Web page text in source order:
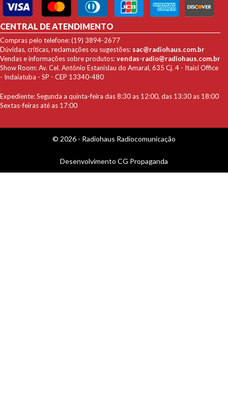
CENTRAL DE ATENDIMENTO
Compras pelo telefone: (19) 3894-2677
Dúvidas, críticas, reclamações ou sugestões: sac@radiohaus.com.br
Vendas e informações sobre produtos:vendas-radio@radiohaus.com.br
Show Room: Av. Cel. Antônio Estanislau do Amaral, 635 Cj. 4 - Itaici Office
- Indaiatuba - SP - CEP 13340-480
Expediente: Segunda a quinta-feira das 8:30 as 12:00, das 13:30 as 18:00
Sextas-feiras até as 17:00
© 2026 - Radiohaus Radiocomunicação
Desenvolvimento CG Propaganda